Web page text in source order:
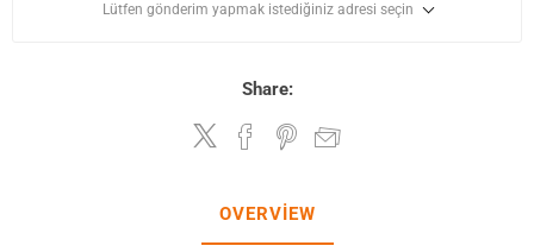
Lütfen gönderim yapmak istediğiniz adresi seçin
Share:
OVERVIEW